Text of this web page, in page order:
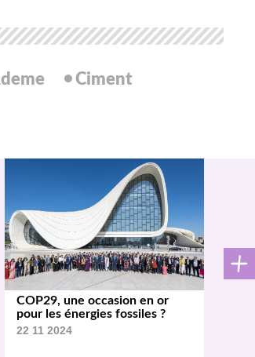
Ademe Ciment
COP29, une occasion en or
pour les énergies fossiles ?
22 11 2024